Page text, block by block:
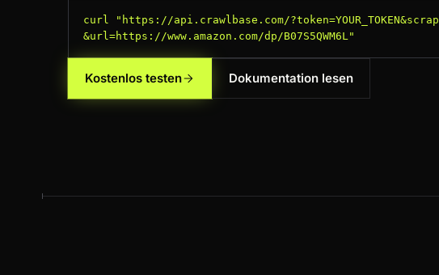
curl "https://api.crawlbase.com/
&url=https://www.amazon.com/dp/B07S5QWM6L"
Kostenlos testen Dokumentation lesen